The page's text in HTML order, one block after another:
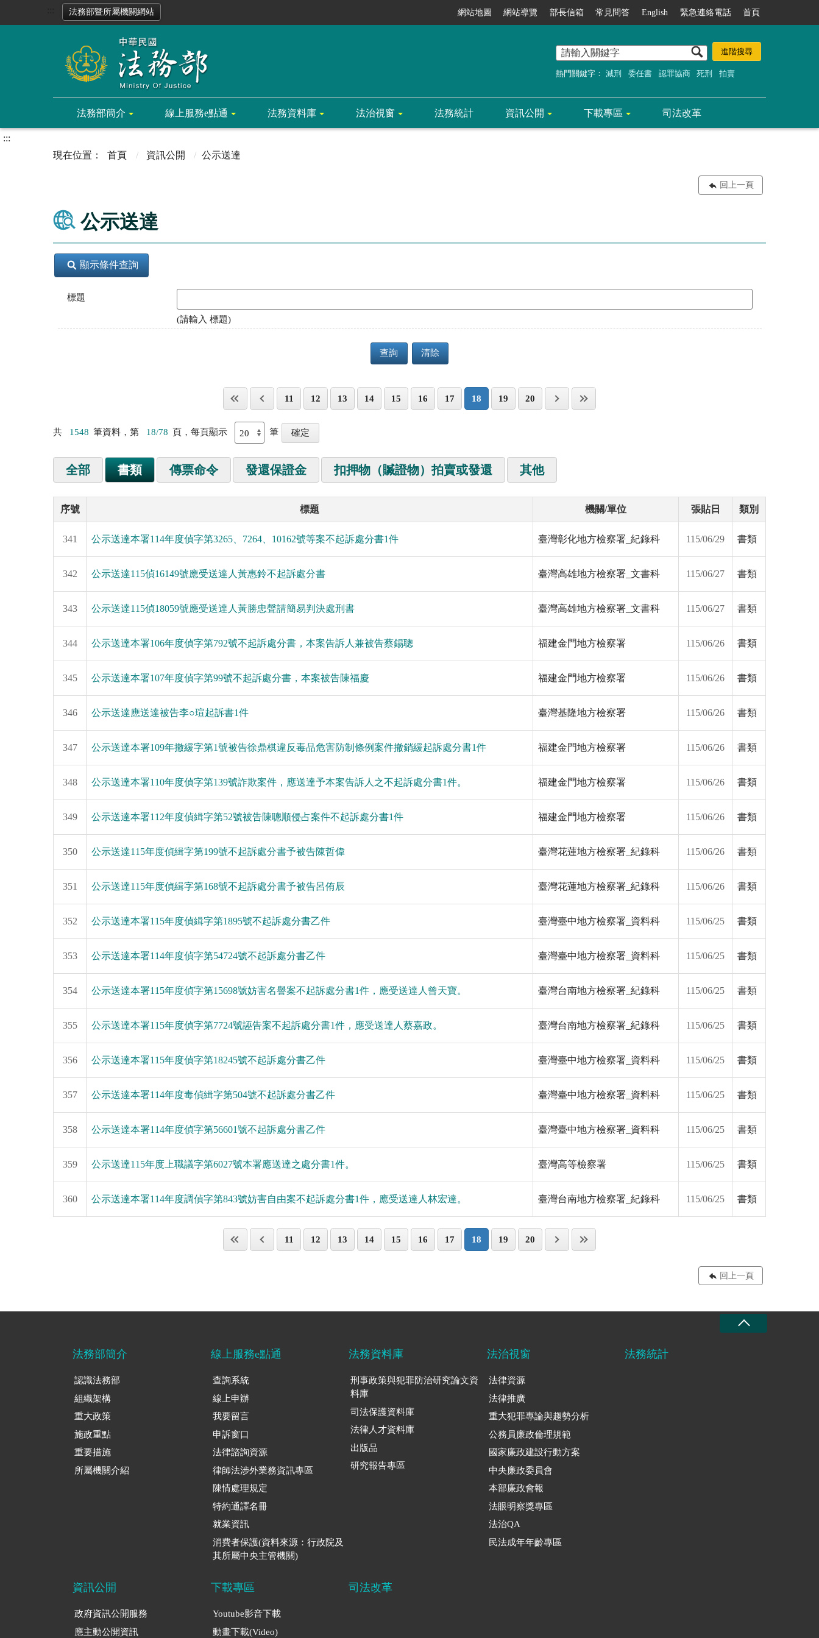
法務部暨所屬機關網站 網站地圖 網站導覽 部長信箱 常見問答 English 緊急連絡電話 首頁
熱門關鍵字： 減刑 委任書 認罪協商 死刑 拍賣
法務部簡介 線上服務e點通 法務資料庫 法治視窗 法務統計 資訊公開 下載專區 司法改革
:::
首頁
資訊公開 公示送達
回上一頁
公示送達
顯示條件查詢
標題
(請輸入 標題)
查詢 清除
11 12 13 14 15 16 17 18 19 20
共 1548 筆資料，第 18/78 頁，每頁顯示 筆
全部 書類 傳票命令 發還保證金 扣押物（贓證物）拍賣或發還 其他
序號 標題 機關/單位 張貼日 類別
341 公示送達本署114年度偵字第3265、7264、10162號等案不起訴處分書1件 臺灣彰化地方檢察署_紀錄科 115/06/29 書類
342 公示送達115偵16149號應受送達人黃惠鈴不起訴處分書 臺灣高雄地方檢察署_文書科 115/06/27 書類
343 公示送達115偵18059號應受送達人黃勝忠聲請簡易判決處刑書 臺灣高雄地方檢察署_文書科 115/06/27 書類
344 公示送達本署106年度偵字第792號不起訴處分書，本案告訴人兼被告蔡錫聰 福建金門地方檢察署 115/06/26 書類
345 公示送達本署107年度偵字第99號不起訴處分書，本案被告陳福慶 福建金門地方檢察署 115/06/26 書類
346 公示送達應送達被告李○瑄起訴書1件 臺灣基隆地方檢察署 115/06/26 書類
347 公示送達本署109年撤緩字第1號被告徐鼎棋違反毒品危害防制條例案件撤銷緩起訴處分書1件 福建金門地方檢察署 115/06/26 書類
348 公示送達本署110年度偵字第139號詐欺案件，應送達予本案告訴人之不起訴處分書1件。 福建金門地方檢察署 115/06/26 書類
349 公示送達本署112年度偵緝字第52號被告陳聰順侵占案件不起訴處分書1件 福建金門地方檢察署 115/06/26 書類
350 公示送達115年度偵緝字第199號不起訴處分書予被告陳哲偉 臺灣花蓮地方檢察署_紀錄科 115/06/26 書類
351 公示送達115年度偵緝字第168號不起訴處分書予被告呂侑辰 臺灣花蓮地方檢察署_紀錄科 115/06/26 書類
352 公示送達本署115年度偵緝字第1895號不起訴處分書乙件 臺灣臺中地方檢察署_資料科 115/06/25 書類
353 公示送達本署114年度偵字第54724號不起訴處分書乙件 臺灣臺中地方檢察署_資料科 115/06/25 書類
354 公示送達本署115年度偵字第15698號妨害名譽案不起訴處分書1件，應受送達人曾天寶。 臺灣台南地方檢察署_紀錄科 115/06/25 書類
355 公示送達本署115年度偵字第7724號誣告案不起訴處分書1件，應受送達人蔡嘉政。 臺灣台南地方檢察署_紀錄科 115/06/25 書類
356 公示送達本署115年度偵字第18245號不起訴處分書乙件 臺灣臺中地方檢察署_資料科 115/06/25 書類
357 公示送達本署114年度毒偵緝字第504號不起訴處分書乙件 臺灣臺中地方檢察署_資料科 115/06/25 書類
358 公示送達本署114年度偵字第56601號不起訴處分書乙件 臺灣臺中地方檢察署_資料科 115/06/25 書類
359 公示送達115年度上職議字第6027號本署應送達之處分書1件。 臺灣高等檢察署 115/06/25 書類
360 公示送達本署114年度調偵字第843號妨害自由案不起訴處分書1件，應受送達人林宏達。 臺灣台南地方檢察署_紀錄科 115/06/25 書類
11 12 13 14 15 16 17 18 19 20
回上一頁
法務部簡介
認識法務部
組織架構
重大政策
施政重點
重要措施
所屬機關介紹
線上服務e點通
查詢系統
線上申辦
我要留言
申訴窗口
法律諮詢資源
律師法涉外業務資訊專區
陳情處理規定
特約通譯名冊
就業資訊
消費者保護(資料來源：行政院及
其所屬中央主管機關)
法務資料庫
刑事政策與犯罪防治研究論文資
料庫
司法保護資料庫
法律人才資料庫
出版品
研究報告專區
法治視窗
法律資源
法律推廣
重大犯罪專論與趨勢分析
公務員廉政倫理規範
國家廉政建設行動方案
中央廉政委員會
本部廉政會報
法眼明察獎專區
法治QA
民法成年年齡專區
法務統計
資訊公開
政府資訊公開服務
應主動公開資訊
下載專區
Youtube影音下載
動畫下載(Video)
司法改革